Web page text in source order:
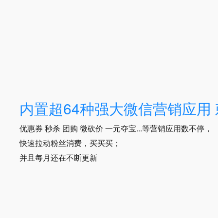
内置超64种强大微信营销应用
优惠券 秒杀 团购 微砍价 一元夺宝...等营销应用数不停，
快速拉动粉丝消费，买买买；
并且每月还在不断更新